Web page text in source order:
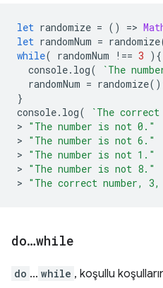
let randomize = () =>
let randomNum = randomize
while( randomNum !== 3 ){
console. log( `The
randomNum = randomize
}
console. log( `The correct
> "The number is not 0."
> "The number is not 6."
> "The number is not 1."
> "The number is not 8."
> "The correct number, 3,
do…while
do ... while , koşullu